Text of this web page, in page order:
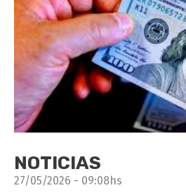
NOTICIAS
27/05/2026 - 09:08hs